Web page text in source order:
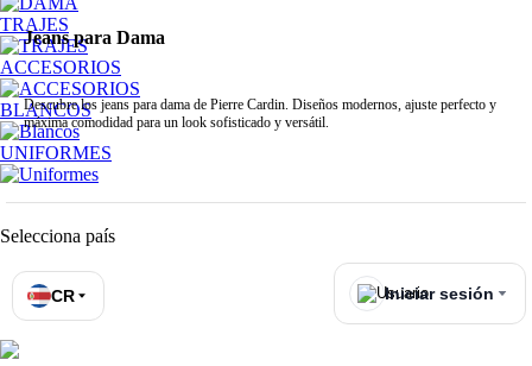
TRAJES
ACCESORIOS
BLANCOS
UNIFORMES
Selecciona país
CR Iniciar sesión
Jeans para Dama
Descubre los jeans para dama de Pierre Cardin. Diseños modernos, ajuste perfecto y
máxima comodidad para un look sofisticado y versátil.